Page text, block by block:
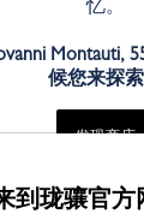
忆。
Montauti,
候您来探索
发现商店
到珑骧官